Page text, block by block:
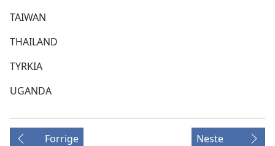
TAIWAN
THAILAND
TYRKIA
UGANDA
Forrige Neste